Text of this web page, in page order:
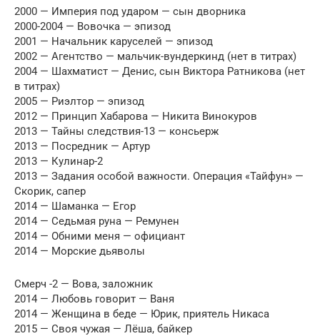
2000 — Империя под ударом — сын дворника
2000-2004 — Вовочка — эпизод
2001 — Начальник каруселей — эпизод
2002 — Агентство — мальчик-вундеркинд (нет в титрах)
2004 — Шахматист — Денис, сын Виктора Ратникова (нет
в титрах)
2005 — Риэлтор — эпизод
2012 — Принцип Хабарова — Никита Винокуров
2013 — Тайны следствия-13 — консьерж
2013 — Посредник — Артур
2013 — Кулинар-2
2013 — Задания особой важности. Операция «Тайфун» —
Скорик, сапер
2014 — Шаманка — Егор
2014 — Седьмая руна — Ремунен
2014 — Обними меня — официант
2014 — Морские дьяволы
Смерч -2 — Вова, заложник
2014 — Любовь говорит — Ваня
2014 — Женщина в беде — Юрик, приятель Никаса
2015 — Своя чужая — Лёша, байкер